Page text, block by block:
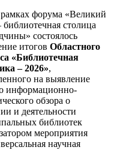
форума «Великий
столица
состоялось
итогов Областного
«Библиотечная
– 2026»,
на выявление
информационно-
обзора о
и деятельности
библиотек
мероприятия
научная